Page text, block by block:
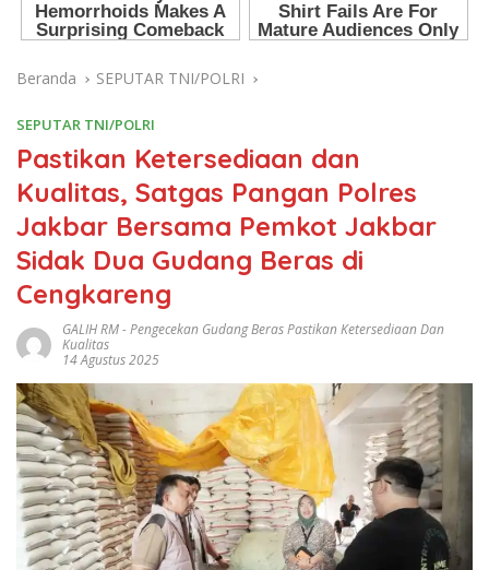
Beranda SEPUTAR TNI/POLRI
SEPUTAR TNI/POLRI
Pastikan Ketersediaan dan
Kualitas, Satgas Pangan Polres
Jakbar Bersama Pemkot Jakbar
Sidak Dua Gudang Beras di
Cengkareng
GALIH RM-Pengecekan Gudang Beras Pastikan Ketersediaan Dan
Kualitas
14 Agustus 2025